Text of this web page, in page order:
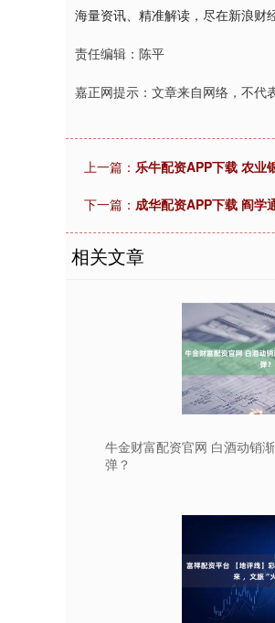
海量资讯、精准解读，尽在新浪财
责任编辑：陈平
嘉正网提示：文章来自网络，不代
上一篇： 乐牛配资APP下载 农业
下一篇： 成华配资APP下载 阎学
相关文章
牛金财富配资官网 白酒动销
弹？